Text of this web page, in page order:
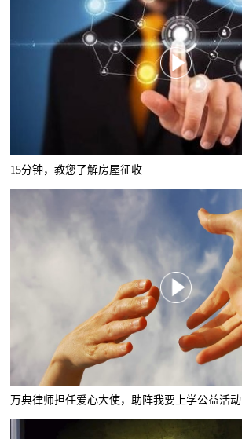
15分钟，教您了解房屋征收
万典律师担任爱心大使，助阵我要上学公益活动